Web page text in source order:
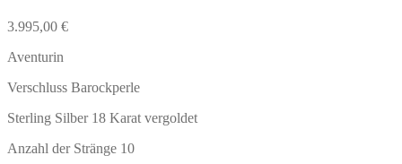
3.995,00 €
Aventurin
Verschluss Barockperle
Sterling Silber 18 Karat vergoldet
Anzahl der Stränge 10